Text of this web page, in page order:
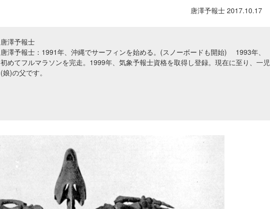
唐澤予報士 2017.10.17
唐澤予報士
唐澤予報士：1991年、沖縄でサーフィンを始める。(スノーボードも開始) 1993年、
初めてフルマラソンを完走。1999年、気象予報士資格を取得し登録。現在に至り、一児
(娘)の父です。